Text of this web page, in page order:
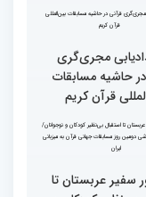
قرآن چراغ راه
سرمنزل مقصود
است
قرآن در روابط
تأثیرگذار است